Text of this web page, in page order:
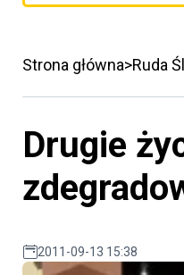
Strona główna Ruda
Drugie
2011-09-13 15:38